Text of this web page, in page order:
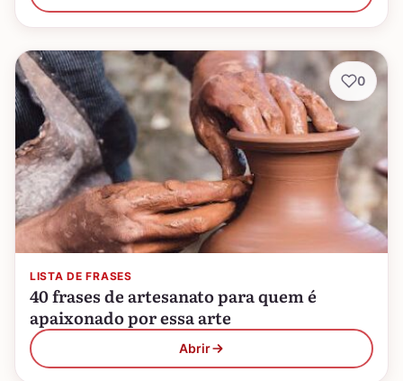
LISTA DE FRASES
40 frases de artesanato para quem é
apaixonado por essa arte
Abrir
0